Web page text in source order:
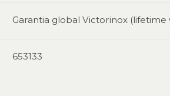
Garantia global Victorinox (lifetime
653133